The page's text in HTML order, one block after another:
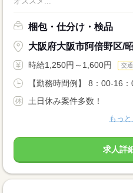
梱包・仕分け・検品
大阪府大阪市阿倍野区/
時給1,250円～1,600円 交
【勤務時間例】 8：00-16
土日休み案件多数！
もっ
求人詳